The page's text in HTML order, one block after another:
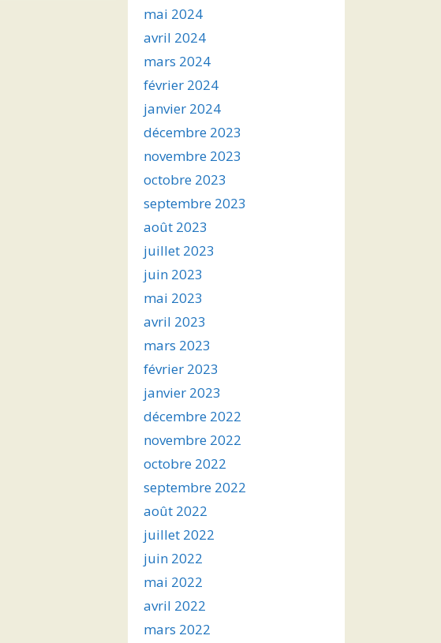
mai 2024
avril 2024
mars 2024
février 2024
janvier 2024
décembre 2023
novembre 2023
octobre 2023
septembre 2023
août 2023
juillet 2023
juin 2023
mai 2023
avril 2023
mars 2023
février 2023
janvier 2023
décembre 2022
novembre 2022
octobre 2022
septembre 2022
août 2022
juillet 2022
juin 2022
mai 2022
avril 2022
mars 2022